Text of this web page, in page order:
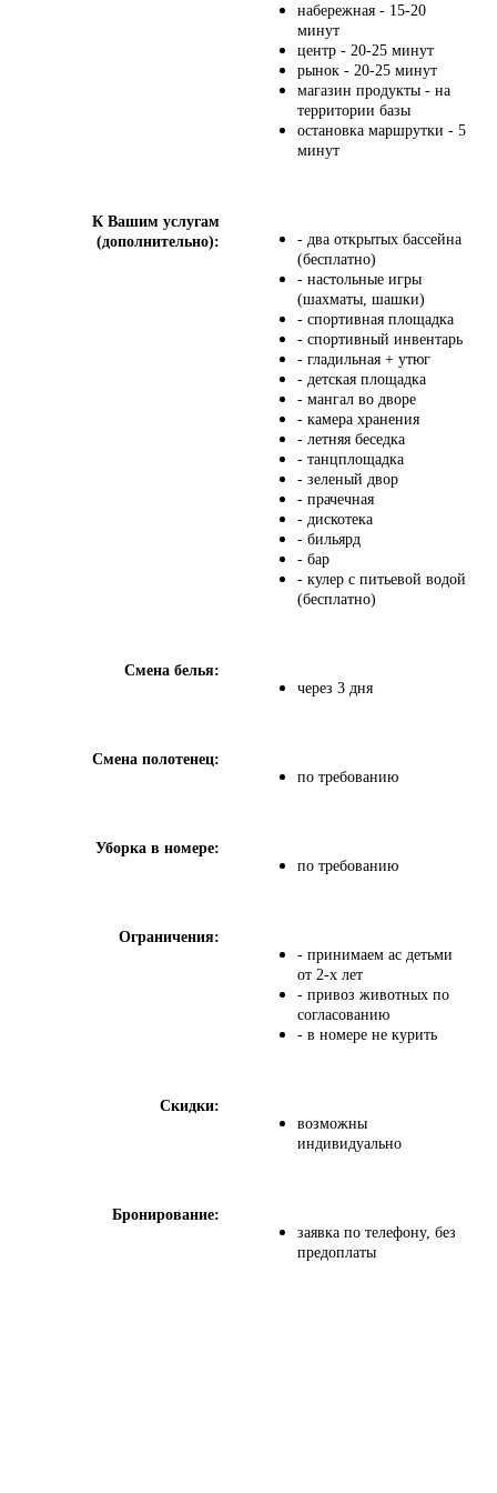
набережная - 15-20
минут
центр - 20-25 минут
рынок - 20-25 минут
магазин продукты - на
территории базы
остановка маршрутки - 5
минут
К Вашим услугам
(дополнительно):
- два открытых бассейна
(бесплатно)
- настольные игры
(шахматы, шашки)
- спортивная площадка
- спортивный инвентарь
- гладильная + утюг
- детская площадка
- мангал во дворе
- камера хранения
- летняя беседка
- танцплощадка
- зеленый двор
- прачечная
- дискотека
- бильярд
- бар
- кулер с питьевой водой
(бесплатно)
Смена белья:
через 3 дня
Смена полотенец:
по требованию
Уборка в номере:
по требованию
Ограничения:
- принимаем aс детьми
от 2-х лет
- привоз животных по
согласованию
- в номере не курить
Скидки:
возможны
индивидуально
Бронирование:
заявка по телефону, без
предоплаты